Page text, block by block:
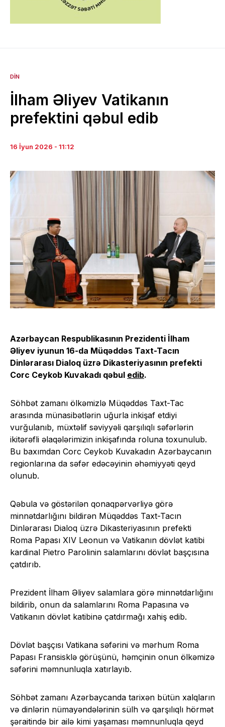
DIN
İlham Əliyev Vatikanın
prefektini qəbul edib
16 İyun 2026 - 11:12
Azərbaycan Respublikasının Prezidenti İlham
Əliyev iyunun 16-da Müqəddəs Taxt-Tacın
Dinlərarası Dialoq üzrə Dikasteriyasının prefekti
Corc Ceykob Kuvakadı qəbul edib.
Söhbət zamanı ölkəmizlə Müqəddəs Taxt-Tac
arasında münasibətlərin uğurla inkişaf etdiyi
vurğulanıb, müxtəlif səviyyəli qarşılıqlı səfərlərin
ikitərəfli əlaqələrimizin inkişafında roluna toxunulub.
Bu baxımdan Corc Ceykob Kuvakadın Azərbaycanın
regionlarına da səfər edəcəyinin əhəmiyyəti qeyd
olunub.
Qəbula və göstərilən qonaqpərvərliyə görə
minnətdarlığını bildirən Müqəddəs Taxt-Tacın
Dinlərarası Dialoq üzrə Dikasteriyasının prefekti
Roma Papası XIV Leonun və Vatikanın dövlət katibi
kardinal Pietro Parolinin salamlarını dövlət başçısına
çatdırıb.
Prezident İlham Əliyev salamlara görə minnətdarlığını
bildirib, onun da salamlarını Roma Papasına və
Vatikanın dövlət katibinə çatdırmağı xahiş edib.
Dövlət başçısı Vatikana səfərini və mərhum Roma
Papası Fransisklə görüşünü, həmçinin onun ölkəmizə
səfərini məmnunluqla xatırlayıb.
Söhbət zamanı Azərbaycanda tarixən bütün xalqların
və dinlərin nümayəndələrinin sülh və qarşılıqlı hörmət
şəraitində bir ailə kimi yaşaması məmnunluqla qeyd